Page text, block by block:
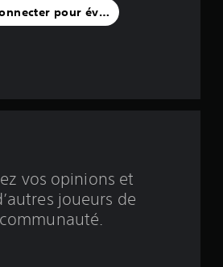
i
pour évaluer
vos opinions et
joueurs de